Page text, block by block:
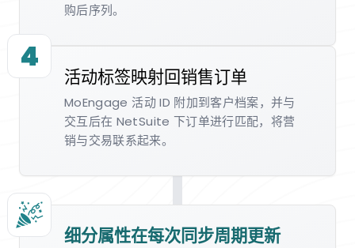
购后序列。
4
活动标签映射回销售订单
MoEngage 活动 ID 附加到客户档案，并与
交互后在 NetSuite 下订单进行匹配，将营
销与交易联系起来。
细分属性在每次同步周期更新